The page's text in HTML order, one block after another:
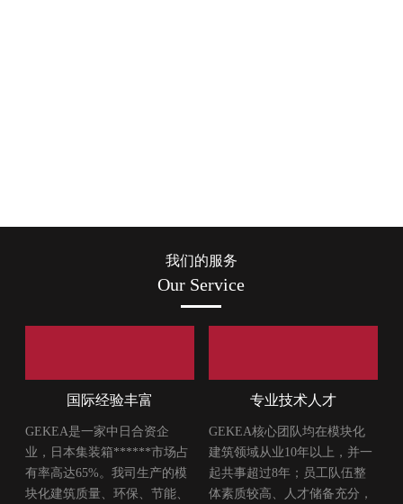
我们的服务
Our Service
国际经验丰富
GEKEA是一家中日合资企
业，日本集装箱******市场占
有率高达65%。我司生产的模
块化建筑质量、环保、节能、
专业技术人才
GEKEA核心团队均在模块化
建筑领域从业10年以上，并一
起共事超过8年；员工队伍整
体素质较高、人才储备充分，